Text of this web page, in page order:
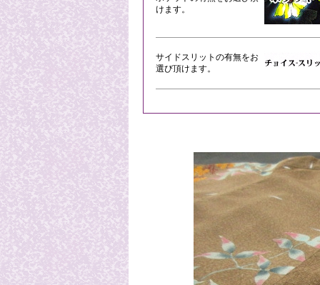
けます。
サイドスリットの有無をお
選び頂けます。